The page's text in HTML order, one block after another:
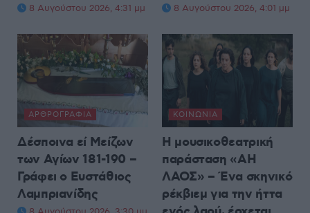
8 Αυγούστου 2026, 4:31 μμ 8 Αυγούστου 2026, 4:01 μμ
ΑΡΘΡΟΓΡΑΦΊΑ
Δέσποινα εί Μείζων
των Αγίων 181-190 –
Γράφει ο Ευστάθιος
Λαμπριανίδης
ΚΟΙΝΩΝΊΑ
Η μουσικοθεατρική
παράσταση «ΑΗ
ΛΑΟΣ» – Ένα σκηνικό
ρέκβιεμ για την ήττα